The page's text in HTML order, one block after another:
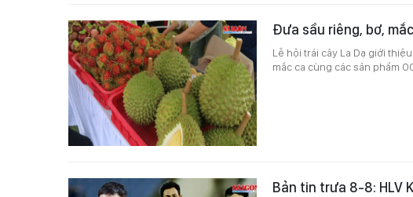
Đưa sầu riêng, bơ,
Lễ hội trái cây La Dạ giới
mắc ca cùng các sản phẩm
Bản tin trưa 8-8: HLV